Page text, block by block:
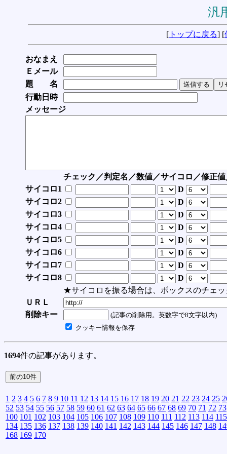
汎
[ トップに戻る] [
おなまえ
Ｅメール
題 名
行動日時
メッセージ
チェック／判定名／数値／サイコロ／修正
サイコロ1
D
サイコロ2
D
サイコロ3
D
サイコロ4
D
サイコロ5
D
サイコロ6
D
サイコロ7
D
サイコロ8
D
★サイコロを振る場合は、ボックスのチェッ
ＵＲＬ
削除キー
(記事の削除用。英数字で8文字以内)
クッキー情報を保存
1694件の記事があります。
1 2 3 4 5 6 7 8 9 10 11 12 13 14 15 16 17 18 19 20 21 22 23 24 25
52 53 54 55 56 57 58 59 60 61 62 63 64 65 66 67 68 69 70 71 72 73
100 101 102 103 104 105 106 107 108 109 110 111 112 113 114 115
134 135 136 137 138 139 140 141 142 143 144 145 146 147 148
168 169 170